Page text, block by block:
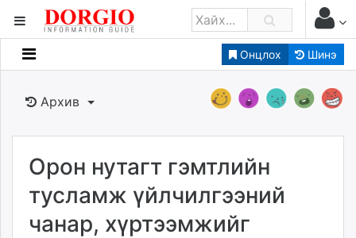
Онцлох Шинэ
Мэдээллийн
Банк санхүү
Бизнес ААН
Төрийн
Нийслэлийн
dorgio.mn
Архив
Орон нутагт гэмтлийн
тусламж үйлчилгээний
чанар, хүртээмжийг